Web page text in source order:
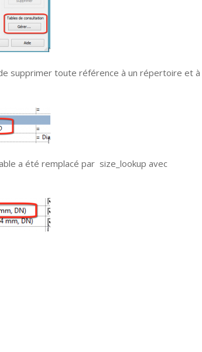
supprimer toute référence à un répertoire et à
a été remplacé par size_lookup avec